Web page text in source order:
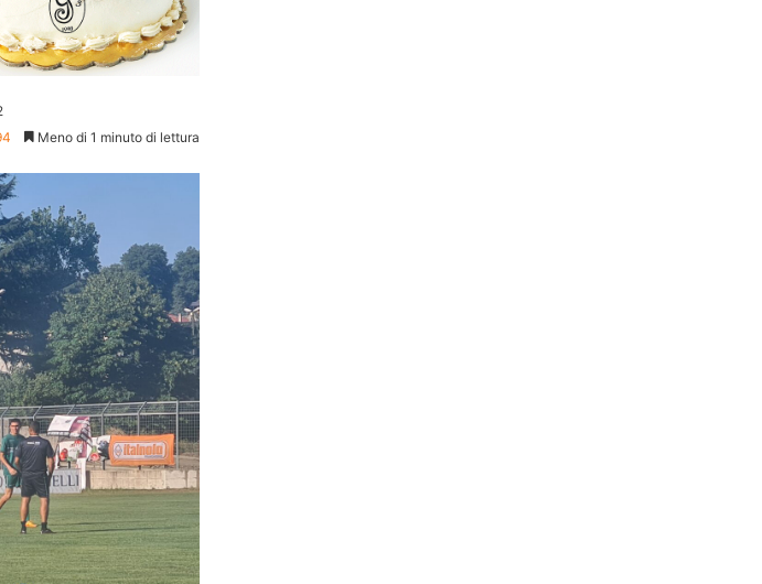
Meno di 1 minuto di lettura